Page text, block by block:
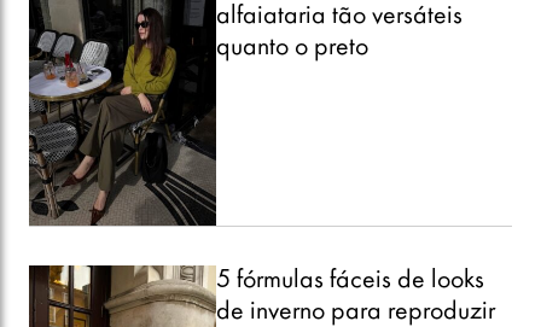
alfaiataria tão versáteis
quanto o preto
5 fórmulas fáceis de looks
de inverno para reproduzir